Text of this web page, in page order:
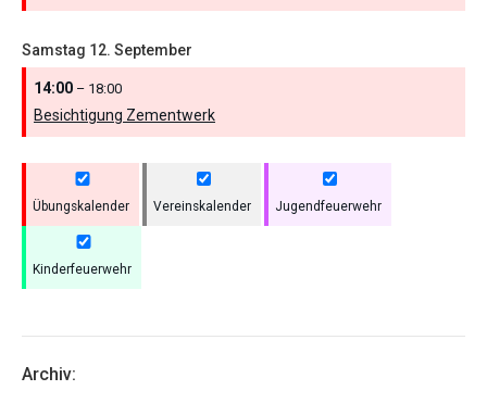
Samstag 12. September
14:00 – 18:00
Besichtigung Zementwerk
Übungskalender Vereinskalender Jugendfeuerwehr
Kinderfeuerwehr
Archiv: